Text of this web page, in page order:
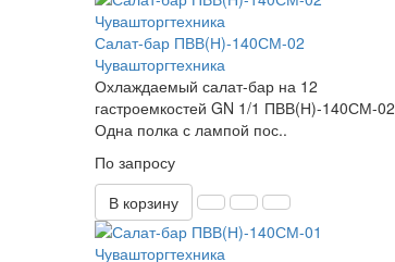
Салат-бар ПВВ(Н)-140СМ-02
Чувашторгтехника
Охлаждаемый салат-бар на 12
гастроемкостей GN 1/1 ПВВ(Н)-140СМ-02
Одна полка с лампой пос..
По запросу
В корзину